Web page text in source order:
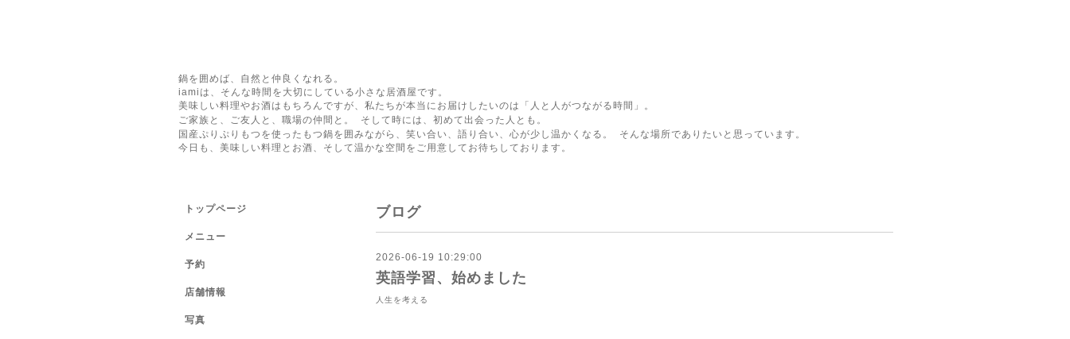
鍋を囲めば、自然と仲良くなれる。
iamiは、そんな時間を大切にしている小さな居酒屋です。
美味しい料理やお酒はもちろんですが、私たちが本当にお届けしたいのは「人と人がつながる時間」。
ご家族と、ご友人と、職場の仲間と。 そして時には、初めて出会った人とも。
国産ぷりぷりもつを使ったもつ鍋を囲みながら、笑い合い、語り合い、心が少し温かくなる。 そんな場所でありたいと思っています。
今日も、美味しい料理とお酒、そして温かな空間をご用意してお待ちしております。
ブログ
2026-06-19 10:29:00
英語学習、始めました
人生を考える
トップページ
メニュー
予約
店舗情報
写真